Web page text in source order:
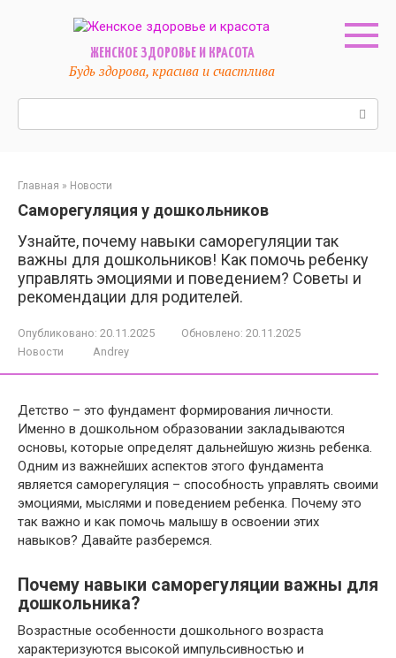
ЖЕНСКОЕ ЗДОРОВЬЕ И КРАСОТА
Будь здорова, красива и счастлива
Главная » Новости
Саморегуляция у дошкольников
Узнайте, почему навыки саморегуляции так
важны для дошкольников! Как помочь ребенку
управлять эмоциями и поведением? Советы и
рекомендации для родителей.
Опубликовано: 20.11.2025 Обновлено: 20.11.2025
Новости
Andrey
Детство – это фундамент формирования личности.
Именно в дошкольном образовании закладываются
основы, которые определят дальнейшую жизнь ребенка.
Одним из важнейших аспектов этого фундамента
является саморегуляция – способность управлять своими
эмоциями, мыслями и поведением ребенка. Почему это
так важно и как помочь малышу в освоении этих
навыков? Давайте разберемся.
Почему навыки саморегуляции важны для
дошкольника?
Возрастные особенности дошкольного возраста
характеризуются высокой импульсивностью и